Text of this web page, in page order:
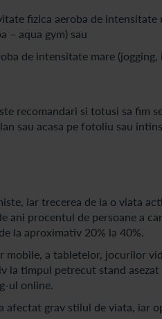
fizica aeroba de intensitate
– aqua gym) sau
de intensitate mare
recomandari si totusi sa fim
sau acasa pe fotoliu sau
iar trecerea de la o viata
ani procentul de persoane a
la aproximativ 20% la 40%.
a tabletelor, jocurilor
timpul petrecut stand
ul online.
afectat grav stilul de viata, iar